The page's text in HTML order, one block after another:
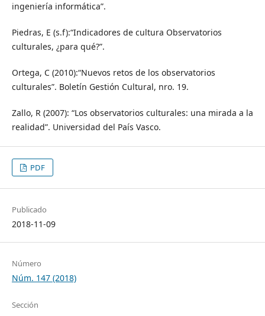
ingeniería informática”.
Piedras, E (s.f):“Indicadores de cultura Observatorios
culturales, ¿para qué?”.
Ortega, C (2010):“Nuevos retos de los observatorios
culturales”. Boletín Gestión Cultural, nro. 19.
Zallo, R (2007): “Los observatorios culturales: una mirada a la
realidad”. Universidad del País Vasco.
PDF
Publicado
2018-11-09
Número
Núm. 147 (2018)
Sección